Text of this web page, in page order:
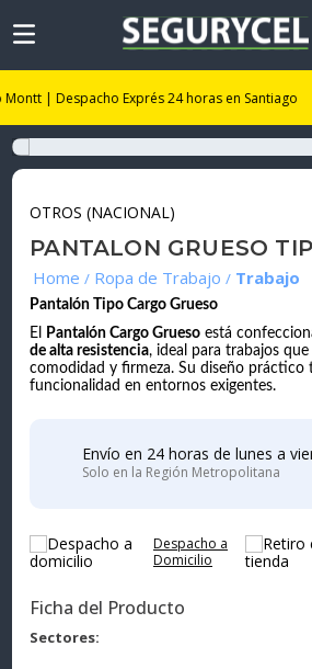
| Despacho Exprés 24 horas en Santiago /
OTROS (NACIONAL)
PANTALON GRUESO
Ropa de Trabajo Trabajo
Pantalón Tipo Cargo Grueso
El
Pantalón Cargo Grueso está
de alta resistencia, ideal para trabajos
comodidad y firmeza. Su diseño práctico
funcionalidad en entornos exigentes.
Envío en 24 horas de lunes a
Solo en la Región Metropolitana
Despacho a
Domicilio
Ficha del Producto
Sectores